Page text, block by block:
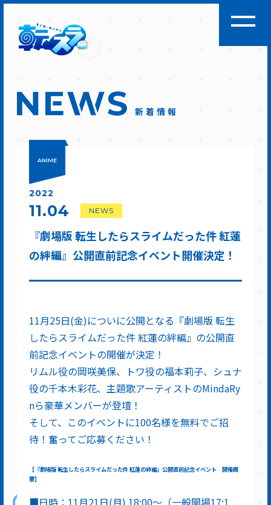
新着情報
ANIME
『劇場版 転生したらスライムだった件 紅蓮
の絆編』公開直前記念イベント開催決定！
NEWS
2022
11.04
11月25日(金)についに公開となる『劇場版 転生
したらスライムだった件 紅蓮の絆編』の公開直
前記念イベントの開催が決定！
リムル役の岡咲美保、トワ役の福本莉子、シュナ
役の千本木彩花、主題歌アーティストのMindaRy
nら豪華メンバーが登壇！
そして、このイベントに100名様を無料でご招
待！奮ってご応募ください！
【『劇場版 転生したらスライムだった件 紅蓮の絆編』公開直前記念イベント 開催概
要】
■日時：11月21日(月) 18:00～（一般開場17:1